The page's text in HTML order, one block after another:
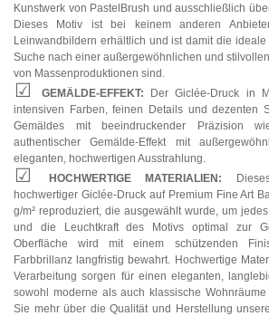
Kunstwerk von PastelBrush und ausschließlich
Dieses Motiv ist bei keinem anderen
Leinwandbildern erhältlich und ist damit die
Suche nach einer außergewöhnlichen und
von Massenproduktionen sind.
GEMÄLDE-EFFEKT: Der Giclée-Druck in
intensiven Farben, feinen Details und dezenten
Gemäldes mit beeindruckender Präzision
authentischer Gemälde-Effekt mit
eleganten, hochwertigen Ausstrahlung.
HOCHWERTIGE MATERIALIEN:
hochwertiger Giclée-Druck auf Premium Fine Art
g/m² reproduziert, die ausgewählt wurde, um
und die Leuchtkraft des Motivs optimal zur
Oberfläche wird mit einem schützenden
Farbbrillanz langfristig bewahrt. Hochwertige
Verarbeitung sorgen für einen eleganten,
sowohl moderne als auch klassische
Sie mehr über die Qualität und Herstellung